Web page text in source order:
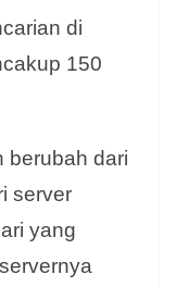
di
150
berubah dari
server
yang